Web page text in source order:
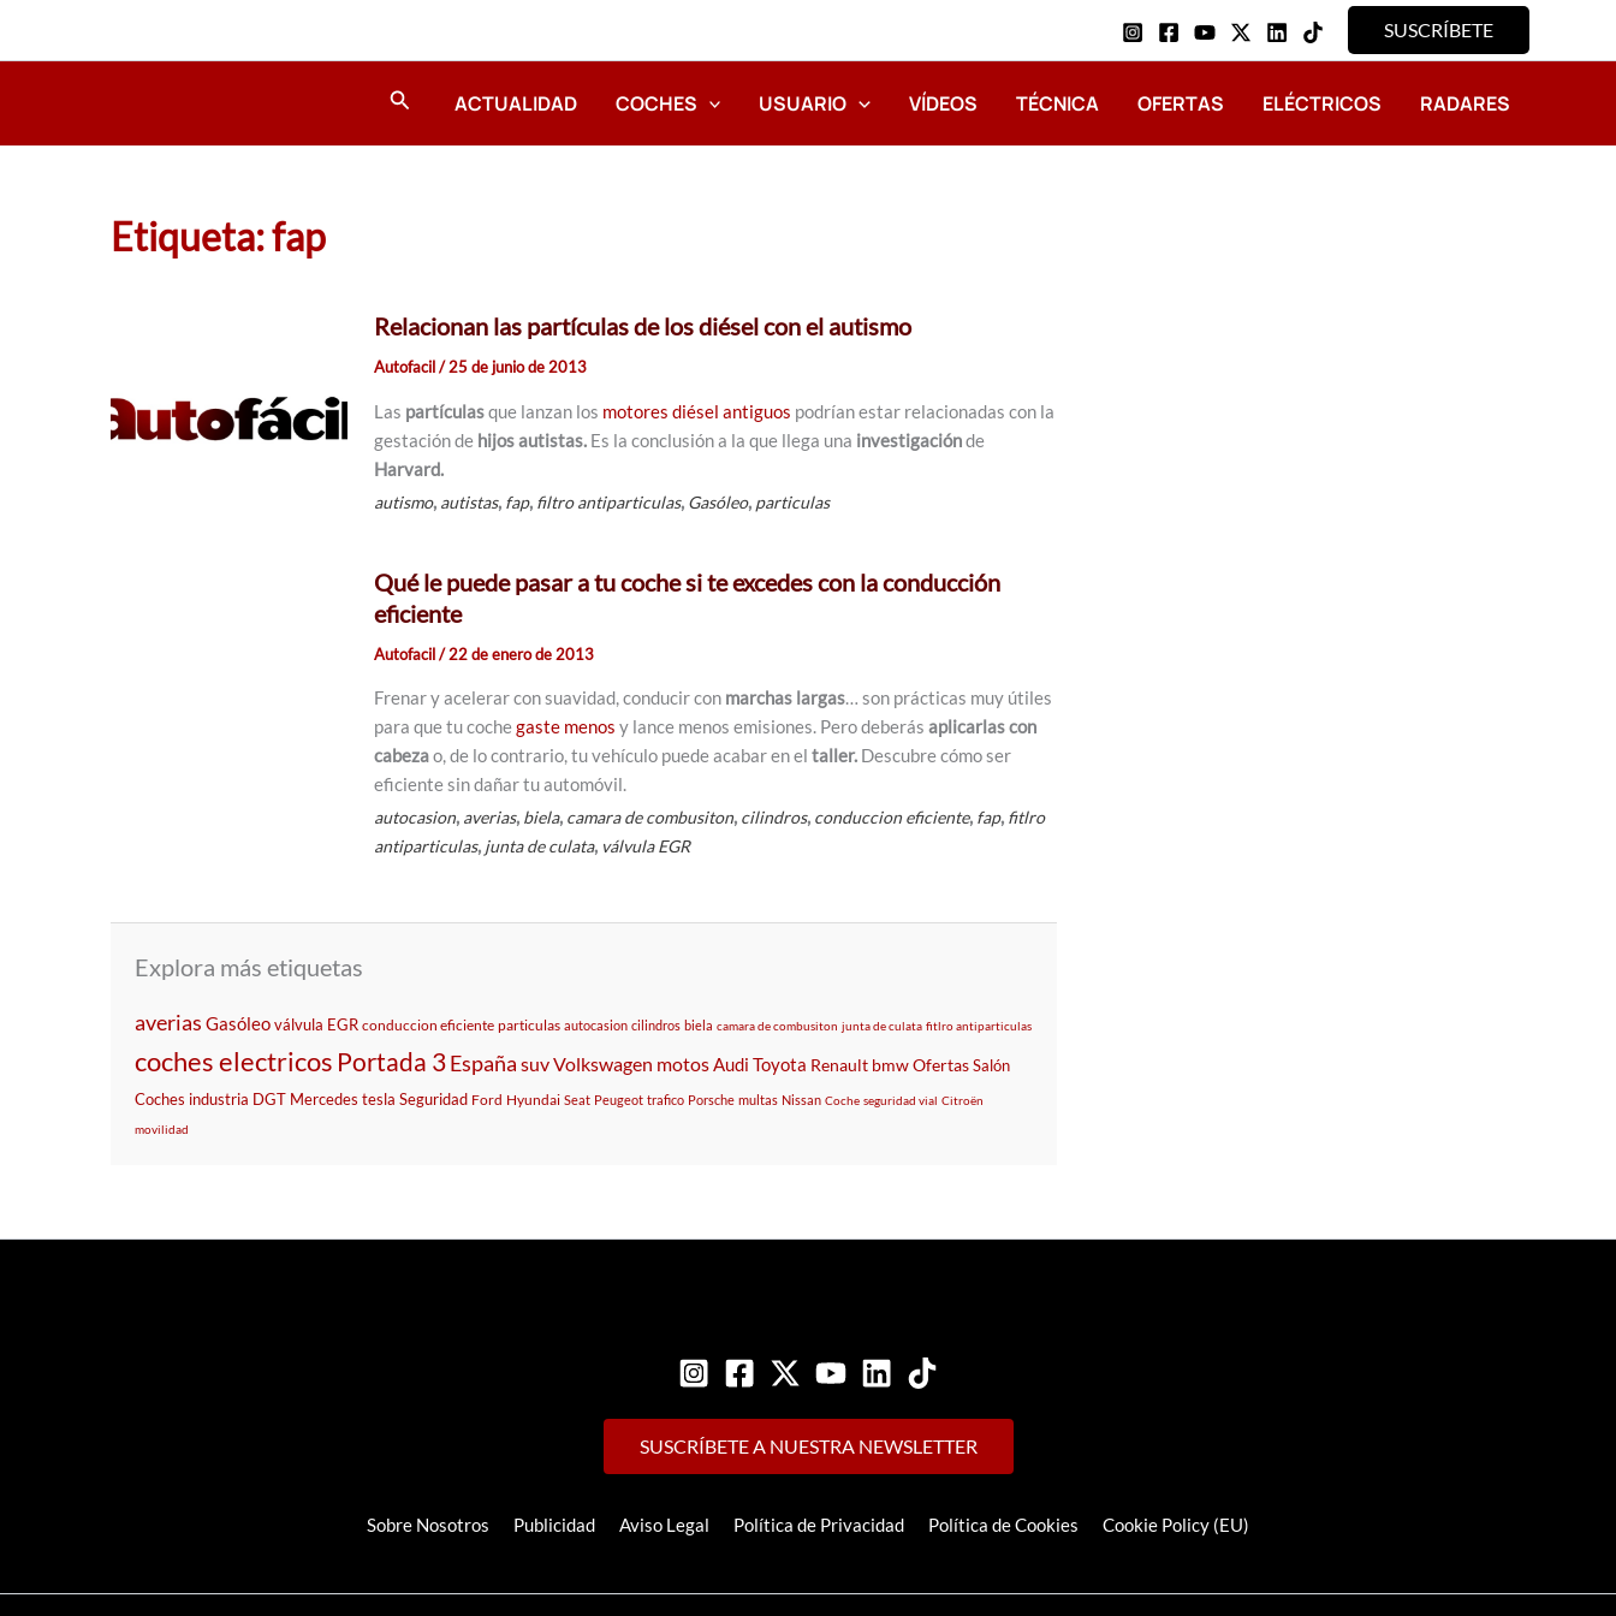
SUSCRÍBETE
Buscar ACTUALIDAD COCHES USUARIO VÍDEOS TÉCNICA OFERTAS ELÉCTRICOS RADARES
Etiqueta: fap
Relacionan las partículas de los diésel con el autismo
Autofacil/25 de junio de 2013
Las partículasque lanzan los motores diésel antiguos podrían estar relacionadas con la
gestación de hijos autistas. Es la conclusión a la que llega una investigaciónde
Harvard.
autismo, autistas, fap, filtro antiparticulas, Gasóleo, particulas
Qué le puede pasar a tu coche si te excedes con la conducción
eficiente
Autofacil/22 de enero de 2013
Frenar y acelerar con suavidad, conducir con marchas largas… son prácticas muy útiles
para que tu cochegaste menos y lance menos emisiones. Pero deberás aplicarlas con
cabezao, de lo contrario, tu vehículo puede acabar en el taller. Descubre cómo ser
eficiente sin dañar tu automóvil.
autocasion, averias, biela, camara de combusiton, cilindros, conduccion eficiente, fap, fitlro
antiparticulas, junta de culata, válvula EGR
Explora más etiquetas
averias Gasóleo válvula EGR conduccion eficiente particulas autocasion cilindros biela camara de combusiton junta de culata fitlro antiparticulas
coches electricos Portada 3España suvVolkswagen motosAudi Toyota Renault bmwOfertasSalón
Coches industria DGT Mercedes tesla Seguridad Ford Hyundai Seat Peugeot trafico Porsche multas Nissan Coche seguridad vial Citroën
movilidad
SUSCRÍBETE A NUESTRA NEWSLETTER
Sobre Nosotros Publicidad Aviso Legal Política de Privacidad Política de Cookies Cookie Policy (EU)